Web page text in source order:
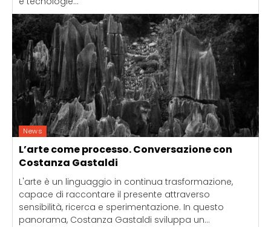
News
L’arte come processo. Conversazione con
Costanza Gastaldi
L'arte è un linguaggio in continua trasformazione,
capace di raccontare il presente attraverso
sensibilità, ricerca e sperimentazione. In questo
panorama, Costanza Gastaldi sviluppa un...